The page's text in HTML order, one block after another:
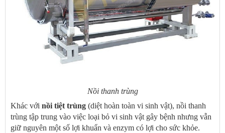
Nồi thanh trùng
Khác với nồi tiệt trùng (diệt hoàn toàn vi sinh vật), nồi thanh
trùng tập trung vào việc loại bỏ vi sinh vật gây bệnh nhưng vẫn
giữ nguyên một số lợi khuẩn và enzym có lợi cho sức khỏe.